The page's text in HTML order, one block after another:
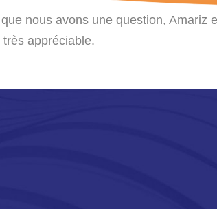
nous avons une question,
très appréciable.